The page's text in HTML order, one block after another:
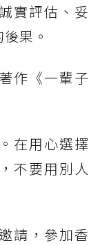
實評估、妥
果。
作《一輩子
在用心選擇
不要用別人
請，參加香